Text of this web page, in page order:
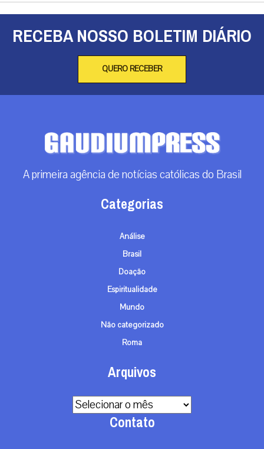
RECEBA NOSSO BOLETIM DIÁRIO
QUERO RECEBER
A primeira agência de notícias católicas do Brasil
Categorias
Análise
Brasil
Doação
Espiritualidade
Mundo
Não categorizado
Roma
Arquivos
Arquivos
Contato